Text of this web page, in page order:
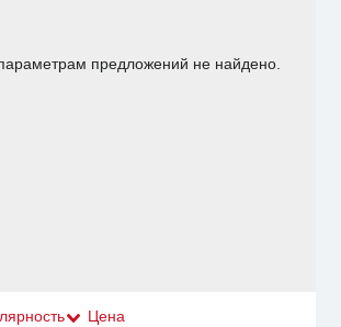
предложений не найдено.
Цена